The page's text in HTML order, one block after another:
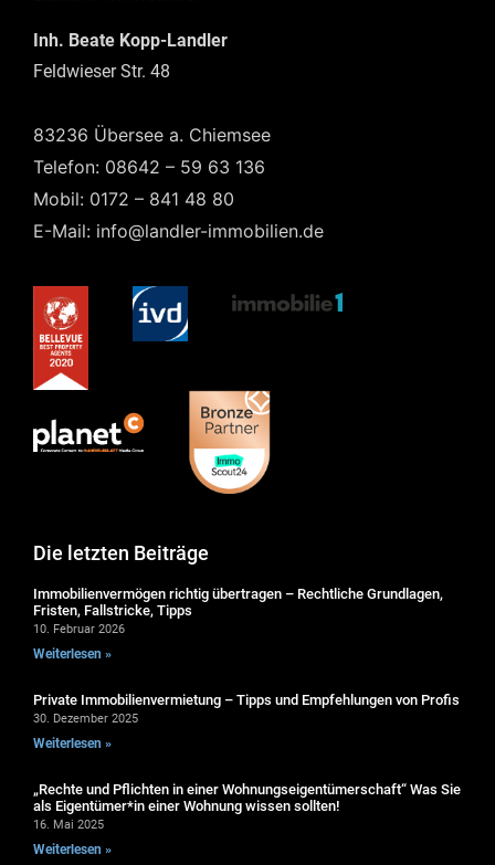
Inh. Beate Kopp-Landler
Feldwieser Str. 48
83236 Übersee a. Chiemsee
Telefon: 08642 – 59 63 136
Mobil: 0172 – 841 48 80
E-Mail: info@landler-immobilien.de
Die letzten Beiträge
Immobilienvermögen richtig übertragen – Rechtliche Grundlagen,
Fristen, Fallstricke, Tipps
10. Februar 2026
Weiterlesen »
Private Immobilienvermietung – Tipps und Empfehlungen von Profis
30. Dezember 2025
Weiterlesen »
„Rechte und Pflichten in einer Wohnungseigentümerschaft“ Was Sie
als Eigentümer*in einer Wohnung wissen sollten!
16. Mai 2025
Weiterlesen »